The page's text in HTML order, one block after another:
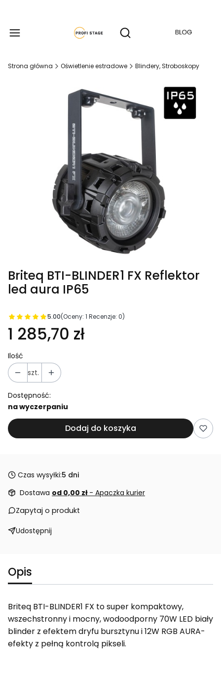
Otwórz wyszukiwarkę
Produkty w
Strona główna Oświetlenie estradowe Blindery, Stroboskopy
Briteq BTI-BLINDER1 FX Reflektor
led aura IP65
5.00(Oceny: 1 Recenzje: 0)
Cena
1 285,70 zł
Ilość
szt.
Dostępność:
na wyczerpaniu
Dodaj do koszyka
Czas wysyłki:5 dni
Dostawa od 0,00 zł - Apaczka kurier
Zapytaj o produkt
Udostępnij
Opis
Briteq BTI-BLINDER1 FX to super kompaktowy,
wszechstronny i mocny, wodoodporny 70W LED biały
blinder z efektem dryfu bursztynu i 12W RGB AURA-
efekty z pełną kontrolą pikseli.